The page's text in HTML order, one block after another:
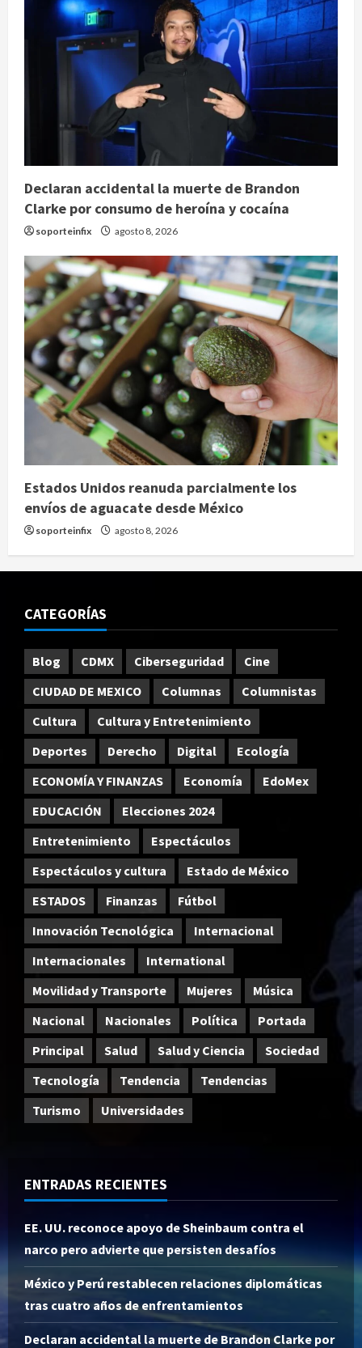
Declaran accidental la muerte de Brandon
Clarke por consumo de heroína y cocaína
soporteinfix agosto 8, 2026
Estados Unidos reanuda parcialmente los
envíos de aguacate desde México
soporteinfix agosto 8, 2026
CATEGORÍAS
Blog CDMX Ciberseguridad
Cine
CIUDAD DE MEXICO
Columnas
Columnistas
Cultura
Cultura y Entretenimiento
Deportes
Derecho Digital
Ecología
ECONOMÍA Y FINANZAS
Economía
EdoMex
EDUCACIÓN
Elecciones 2024
Entretenimiento
Espectáculos
Espectáculos y cultura
Estado de México
ESTADOS
Finanzas
Fútbol
Innovación Tecnológica
Internacional
Internacionales
International
Movilidad y Transporte
Mujeres
Música
Nacional
Nacionales Política
Portada
Principal
Salud Salud y Ciencia
Sociedad
Tecnología
Tendencia
Tendencias
Turismo
Universidades
ENTRADAS RECIENTES
EE. UU. reconoce apoyo de Sheinbaum contra el
narco pero advierte que persisten desafíos
México y Perú restablecen relaciones diplomáticas
tras cuatro años de enfrentamientos
Declaran accidental la muerte de Brandon Clarke por